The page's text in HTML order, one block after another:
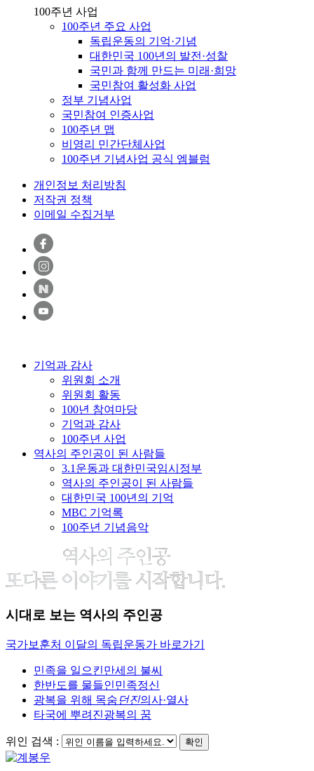
100주년 사업
100주년 주요 사업
독립운동의 기억·기념
대한민국 100년의 발전·성찰
국민과 함께 만드는 미래·희망
국민참여 활성화 사업
정부 기념사업
국민참여 인증사업
100주년 맵
비영리 민간단체사업
100주년 기념사업 공식 엠블럼
개인정보 처리방침
저작권 정책
이메일 수집거부
기억과 감사
위원회 소개
위원회 활동
100년 참여마당
기억과 감사
100주년 사업
역사의 주인공이 된 사람들
3.1운동과 대한민국임시정부
역사의 주인공이 된 사람들
대한민국 100년의 기억
MBC 기억록
100주년 기념음악
시대로 보는 역사의 주인공
국가보훈처 이달의 독립운동가 바로가기
민족을 일으킨만세의 불씨
한반도를 물들인민족정신
광복을 위해 목숨 던진의사·열사
타국에 뿌려진광복의 꿈
위인 검색 : 확인